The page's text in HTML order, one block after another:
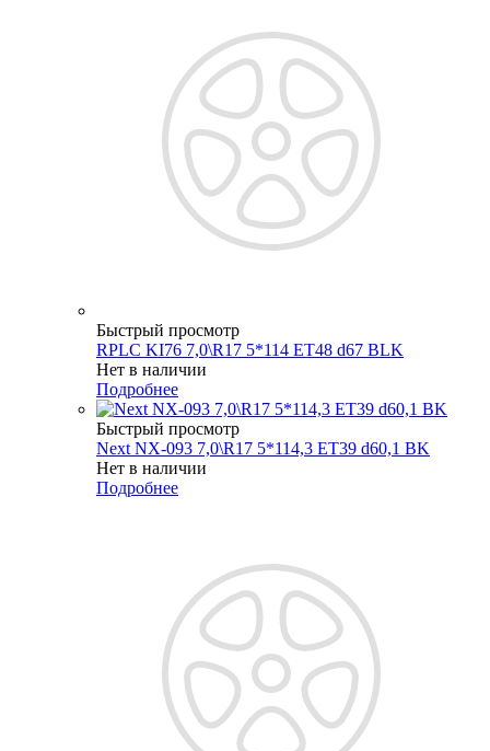
Быстрый просмотр
RPLC KI76 7,0\R17 5*114 ET48 d67 BLK
Нет в наличии
Подробнее
Быстрый просмотр
Next NX-093 7,0\R17 5*114,3 ET39 d60,1 BK
Нет в наличии
Подробнее